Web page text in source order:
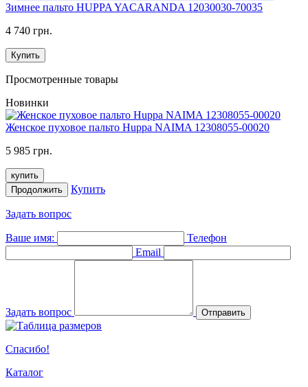
Зимнее пальто HUPPA YACARANDA 12030030-70035
4 740 грн.
Купить
Просмотренные товары
Новинки
Женское пуховое пальто Huppa NAIMA 12308055-00020
5 985 грн.
купить
Продолжить
Купить
Задать вопрос
Ваше имя:
Телефон
Email
Задать вопрос Отправить
Спасибо!
Каталог